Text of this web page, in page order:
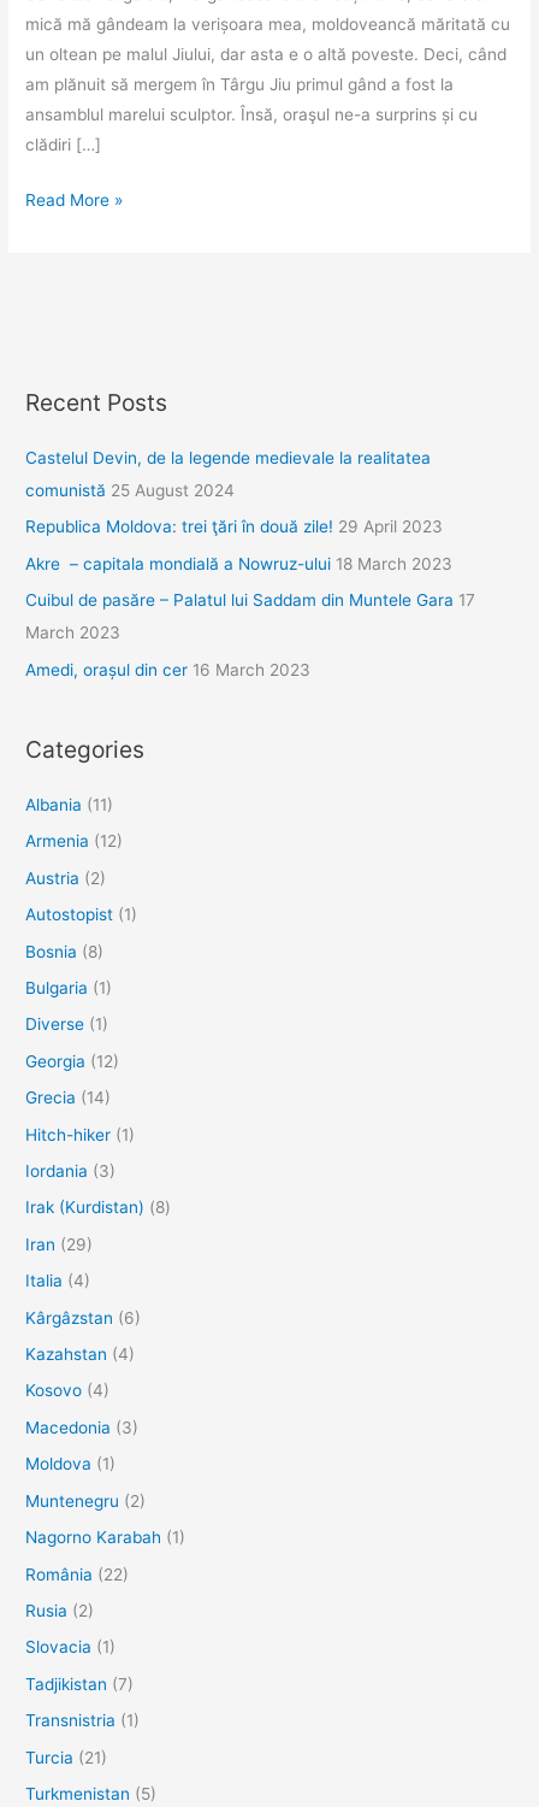
mică mă gândeam la verișoara mea, moldoveancă măritată cu
un oltean pe malul Jiului, dar asta e o altă poveste. Deci, când
am plănuit să mergem în Târgu Jiu primul gând a fost la
ansamblul marelui sculptor. Însă, oraşul ne-a surprins și cu
clădiri […]
La
lui
Read More »
Recent Posts
Castelul Devin, de la legende medievale la realitatea
comunistă 25 August 2024
Republica Moldova: trei ţări în două zile! 29 April 2023
Akre – capitala mondială a Nowruz-ului 18 March 2023
Cuibul de pasăre – Palatul lui Saddam din Muntele Gara 17
March 2023
Amedi, orașul din cer 16 March 2023
Categories
Albania (11)
Armenia (12)
Austria (2)
Autostopist (1)
Bosnia (8)
Bulgaria (1)
Diverse (1)
Georgia (12)
Grecia (14)
Hitch-hiker (1)
Iordania (3)
Irak (Kurdistan) (8)
Iran (29)
Italia (4)
Kârgâzstan (6)
Kazahstan (4)
Kosovo (4)
Macedonia (3)
Moldova (1)
Muntenegru (2)
Nagorno Karabah (1)
România (22)
Rusia (2)
Slovacia (1)
Tadjikistan (7)
Transnistria (1)
Turcia (21)
Turkmenistan (5)